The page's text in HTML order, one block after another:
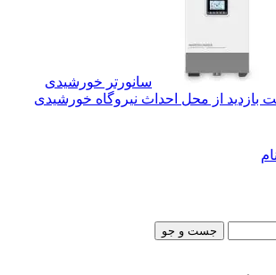
سانورتر خورشیدی
بازدید از محل احداث نیروگاه خورشیدی
جست و جو